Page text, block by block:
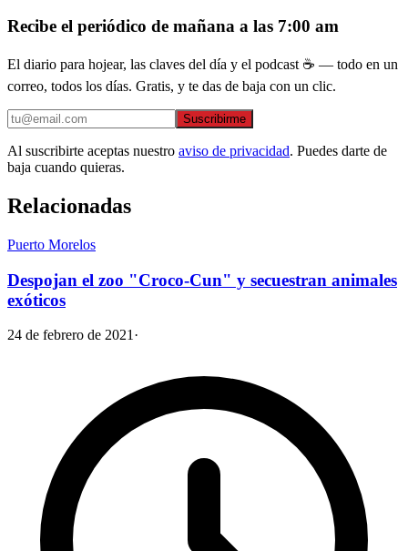
Recibe el periódico de mañana a las 7:00 am
El diario para hojear, las claves del día y el podcast ☕ — todo en un
correo, todos los días. Gratis, y te das de baja con un clic.
Suscribirme
Al suscribirte aceptas nuestro aviso de privacidad. Puedes darte de
baja cuando quieras.
Relacionadas
Puerto Morelos
Despojan el zoo "Croco-Cun" y secuestran animales
exóticos
24 de febrero de 2021 ·